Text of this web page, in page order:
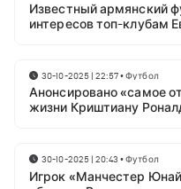
Известный армянский
интересов топ-клубам
30-10-2025 | 22:57•Футбол
Анонсировано «самое
жизни Криштиану
30-10-2025 | 20:43 •Футбол
Игрок «Манчестер